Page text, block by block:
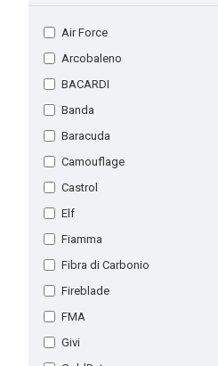
Air Force
Arcobaleno
BACARDI
Banda
Baracuda
Camouflage
Castrol
Elf
Fiamma
Fibra di Carbonio
Fireblade
FMA
Givi